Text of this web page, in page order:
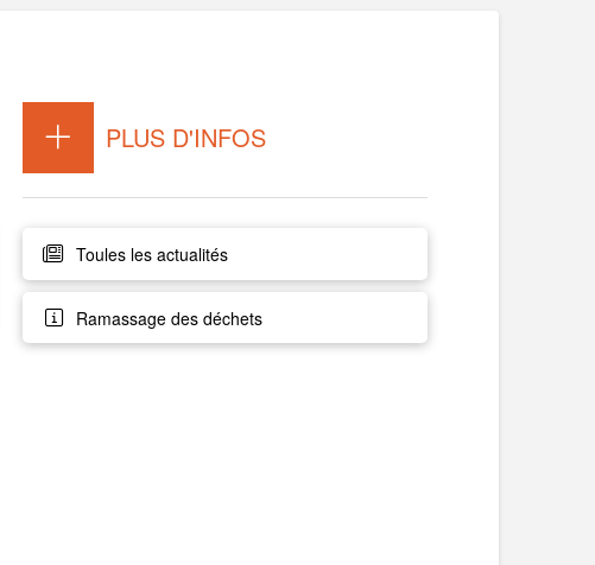
PLUS D'INFOS
Toules les actualités
Ramassage des déchets